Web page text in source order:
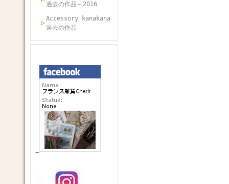
過去の作品～2016
Accessory kanakana
過去の作品